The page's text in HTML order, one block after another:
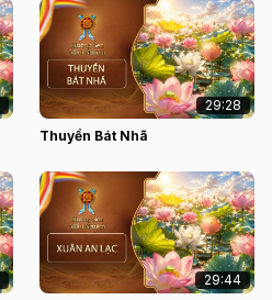
29:28
Thuyền Bát Nhã
29:44